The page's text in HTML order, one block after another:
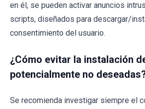
en él, se pueden activar anuncios
scripts, diseñados para descargar/
consentimiento del usuario.
¿Cómo evitar la instalación
potencialmente no
Se recomienda investigar siempre el